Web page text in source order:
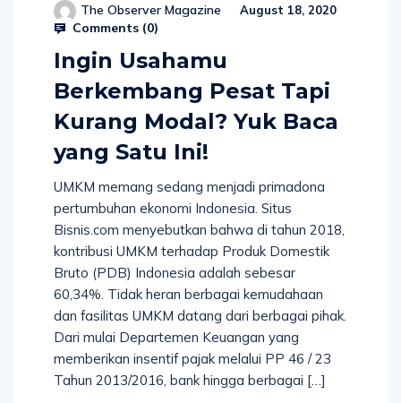
The Observer Magazine August 18, 2020
Comments (0)
Ingin Usahamu
Berkembang Pesat Tapi
Kurang Modal? Yuk Baca
yang Satu Ini!
UMKM memang sedang menjadi primadona
pertumbuhan ekonomi Indonesia. Situs
Bisnis.com menyebutkan bahwa di tahun 2018,
kontribusi UMKM terhadap Produk Domestik
Bruto (PDB) Indonesia adalah sebesar
60,34%. Tidak heran berbagai kemudahaan
dan fasilitas UMKM datang dari berbagai pihak.
Dari mulai Departemen Keuangan yang
memberikan insentif pajak melalui PP 46 / 23
Tahun 2013/2016, bank hingga berbagai […]